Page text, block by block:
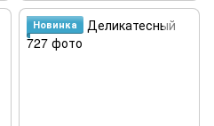
Новинка